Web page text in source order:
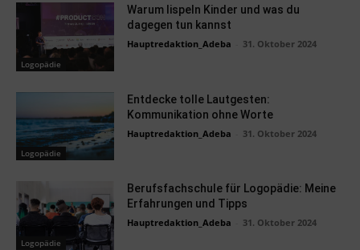
Logopädie
Warum lispeln Kinder und was du
dagegen tun kannst
Hauptredaktion_Adeba 31. Oktober 2024
Logopädie
Entdecke tolle Lautgesten:
Kommunikation ohne Worte
Hauptredaktion_Adeba 31. Oktober 2024
Logopädie
Berufsfachschule für Logopädie: Meine
Erfahrungen und Tipps
Hauptredaktion_Adeba 31. Oktober 2024